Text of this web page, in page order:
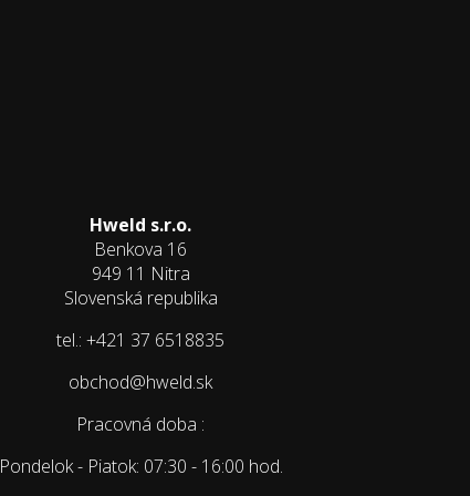
Hweld s.r.o.
Benkova 16
949 11 Nitra
Slovenská republika
tel.: +421 37 6518835
obchod@hweld.sk
Pracovná doba :
Pondelok - Piatok: 07:30 - 16:00 hod.